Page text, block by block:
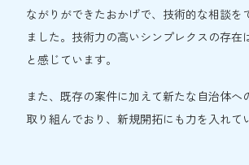
ながりができたおかげで、技術的な相談を
ました。技術力の高いシンプレクスの存在
と感じています。
また、既存の案件に加えて新たな自治体へ
取り組んでおり、新規開拓にも力を入れて